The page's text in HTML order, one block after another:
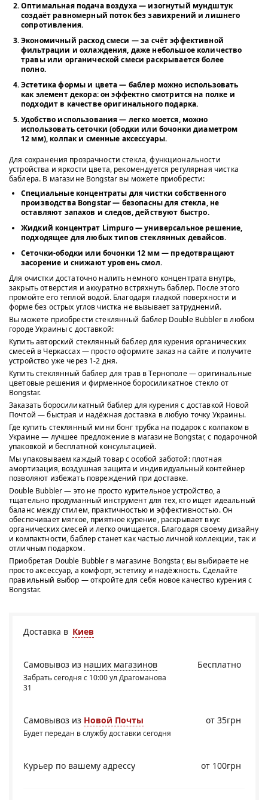
Оптимальная подача воздуха— изогнутый мундштук
создаёт равномерный поток без завихрений и лишнего
сопротивления.
Экономичный расход смеси — за счёт эффективной
фильтрации и охлаждения, даже небольшое количество
травы или органической смеси раскрывается более
полно.
Эстетика формы и цвета— баблер можно использовать
как элемент декора: он эффектно смотрится на полке и
подходит в качестве оригинального подарка.
Удобство использования— легко моется, можно
использовать сеточки (ободки или бочонки диаметром
12 мм), колпак и сменные аксессуары.
Для сохранения прозрачности стекла, функциональности
устройства и яркости цвета, рекомендуется регулярная чистка
баблера. В магазине Bongstar вы можете приобрести:
Специальные концентраты для чистки собственного
производства Bongstar— безопасны для стекла, не
оставляют запахов и следов, действуют быстро.
Жидкий концентрат Limpuro— универсальное решение,
подходящее для любых типов стеклянных девайсов.
Сеточки-ободки или бочонки 12 мм— предотвращают
засорение и снижают уровень смол.
Для очистки достаточно налить немного концентрата внутрь,
закрыть отверстия и аккуратно встряхнуть баблер. После этого
промойте его тёплой водой. Благодаря гладкой поверхности и
форме без острых углов чистка не вызывает затруднений.
Вы можете приобрести стеклянный баблер Double Bubbler в любом
городе Украины с доставкой:
Купить авторский стеклянный баблер для курения органических
смесей в Черкассах — просто оформите заказ на сайте и получите
устройство уже через 1-2 дня.
Купить стеклянный баблер для трав в Тернополе — оригинальные
цветовые решения и фирменное боросиликатное стекло от
Bongstar.
Заказать боросиликатный баблер для курения с доставкой Новой
Почтой — быстрая и надёжная доставка в любую точку Украины.
Где купить стеклянный мини бонг трубка на подарок с колпаком в
Украине — лучшее предложение в магазине Bongstar, с подарочной
упаковкой и бесплатной консультацией.
Мы упаковываем каждый товар с особой заботой: плотная
амортизация, воздушная защита и индивидуальный контейнер
позволяют избежать повреждений при доставке.
Double Bubbler — это не просто курительное устройство, а
тщательно продуманный инструмент для тех, кто ищет идеальный
баланс между стилем, практичностью и эффективностью. Он
обеспечивает мягкое, приятное курение, раскрывает вкус
органических смесей и легко очищается. Благодаря своему дизайну
и компактности, баблер станет как частью личной коллекции, так и
отличным подарком.
Приобретая Double Bubbler в магазине Bongstar, вы выбираете не
просто аксессуар, а комфорт, эстетику и надёжность. Сделайте
правильный выбор — откройте для себя новое качество курения с
Bongstar.
Доставка в Киев
Бесплатно
Самовывоз из наших магазинов
Забрать сегодня с 10:00 ул Драгоманова
31
Самовывоз из Новой Почты
Будет передан в службу доставки сегодня
от 35грн
Курьер по вашему адрессу от 100грн